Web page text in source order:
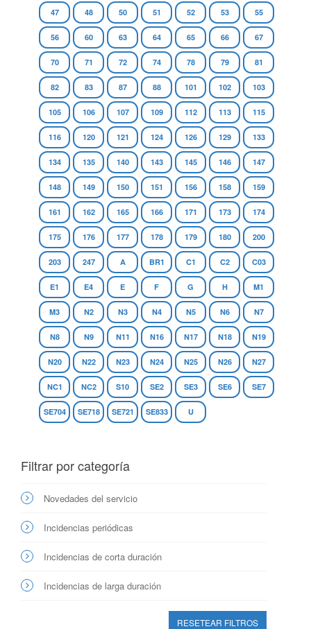
47 48 50 51 52 53 55
56 60 63 64 65 66 67
70 71 72 74 78 79 81
82 83 87 88 101 102 103
105 106 107 109 112 113 115
116 120 121 124 126 129 133
134 135 140 143 145 146 147
148 149 150 151 156 158 159
161 162 165 166 171 173 174
175 176 177 178 179 180 200
203 247 A BR1 C1 C2 C03
E1 E4 E F G H M1
M3 N2 N3 N4 N5 N6 N7
N8 N9 N11 N16 N17 N18 N19
N20 N22 N23 N24 N25 N26 N27
NC1 NC2 S10 SE2 SE3 SE6 SE7
SE704 SE718 SE721 SE833 U
Filtrar por categoría
Novedades del servicio
Incidencias periódicas
Incidencias de corta duración
Incidencias de larga duración
RESETEAR FILTROS